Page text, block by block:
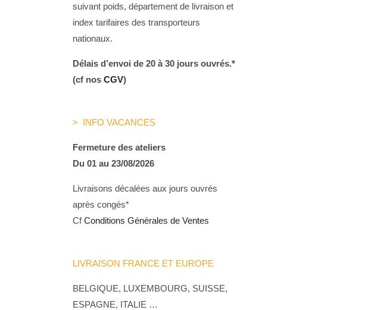
suivant poids, département de livraison et
index tarifaires des transporteurs
nationaux.
Délais d’envoi de 20 à 30 jours ouvrés.*
(cf nos CGV)
> INFO VACANCES
Fermeture des ateliers
Du 01 au 23/08/2026
Livraisons décalées aux jours ouvrés
après congés*
CfConditions Générales de Ventes
LIVRAISON FRANCE ET EUROPE
BELGIQUE, LUXEMBOURG, SUISSE,
ESPAGNE, ITALIE …